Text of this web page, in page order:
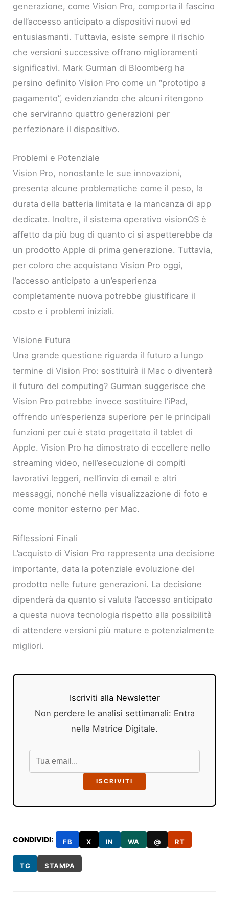
generazione, come Vision Pro, comporta il fascino
dell’accesso anticipato a dispositivi nuovi ed
entusiasmanti. Tuttavia, esiste sempre il rischio
che versioni successive offrano miglioramenti
significativi. Mark Gurman di Bloomberg ha
persino definito Vision Pro come un “prototipo a
pagamento”, evidenziando che alcuni ritengono
che serviranno quattro generazioni per
perfezionare il dispositivo.
Problemi e Potenziale
Vision Pro, nonostante le sue innovazioni,
presenta alcune problematiche come il peso, la
durata della batteria limitata e la mancanza di app
dedicate. Inoltre, il sistema operativo visionOS è
affetto da più bug di quanto ci si aspetterebbe da
un prodotto Apple di prima generazione. Tuttavia,
per coloro che acquistano Vision Pro oggi,
l’accesso anticipato a un’esperienza
completamente nuova potrebbe giustificare il
costo e i problemi iniziali.
Visione Futura
Una grande questione riguarda il futuro a lungo
termine di Vision Pro: sostituirà il Mac o diventerà
il futuro del computing? Gurman suggerisce che
Vision Pro potrebbe invece sostituire l’iPad,
offrendo un’esperienza superiore per le principali
funzioni per cui è stato progettato il tablet di
Apple. Vision Pro ha dimostrato di eccellere nello
streaming video, nell’esecuzione di compiti
lavorativi leggeri, nell’invio di email e altri
messaggi, nonché nella visualizzazione di foto e
come monitor esterno per Mac.
Riflessioni Finali
L’acquisto di Vision Pro rappresenta una decisione
importante, data la potenziale evoluzione del
prodotto nelle future generazioni. La decisione
dipenderà da quanto si valuta l’accesso anticipato
a questa nuova tecnologia rispetto alla possibilità
di attendere versioni più mature e potenzialmente
migliori.
Iscriviti alla Newsletter
Non perdere le analisi settimanali: Entra
nella Matrice Digitale.
ISCRIVITI
CONDIVIDI: FB X IN WA @ RT
TG STAMPA